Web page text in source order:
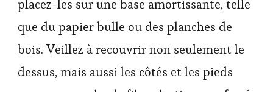
placez-les sur une base amortissante, telle
que du papier bulle ou des planches de
bois. Veillez à recouvrir non seulement le
dessus, mais aussi les côtés et les pieds